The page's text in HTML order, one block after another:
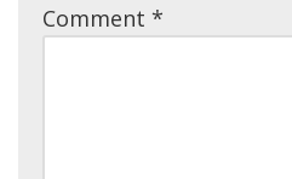
Comment *